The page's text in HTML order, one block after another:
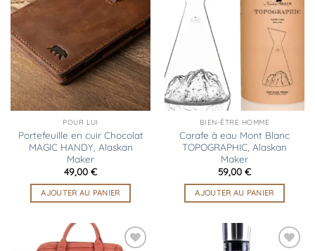
liste
d’envies
POUR LUI
Portefeuille en cuir Chocolat
MAGIC HANDY, Alaskan
Maker
49,00 €
AJOUTER AU PANIER
Ajouter
à la
liste
d’envies
BIEN-ÊTRE HOMME
Carafe à eau Mont Blanc
TOPOGRAPHIC, Alaskan
Maker
59,00 €
AJOUTER AU PANIER